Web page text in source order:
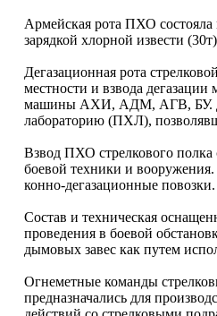
Армейская рота ПХО
зарядкой хлорной извести
Дегазационная рота
местности и взвода
машины АХИ, АДМ, АГВ, БУ.
лабораторию (ПХЛ),
Взвод ПХО стрелкового полка
боевой техники и
конно-дегазационные повозки.
Состав и техническая
проведения в боевой
дымовых завес как путем
Огнеметные команды
предназначались для